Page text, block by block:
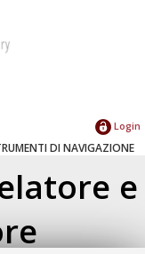
Login
DI NAVIGAZIONE
e